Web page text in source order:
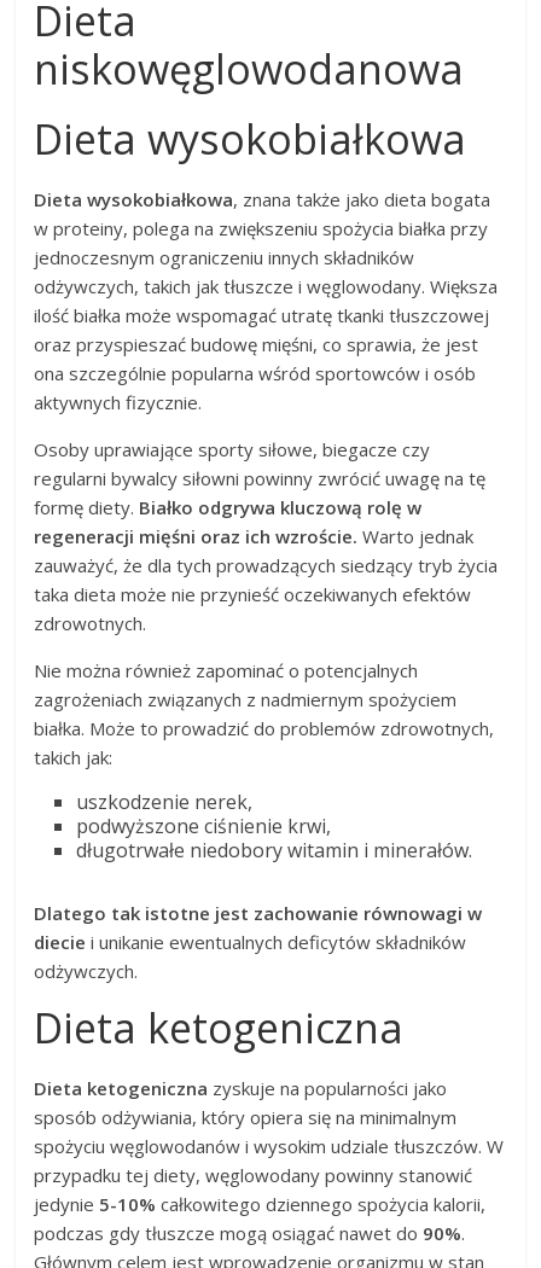
Dieta
niskowęglowodanowa
Dieta wysokobiałkowa
Dieta wysokobiałkowa, znana także jako dieta bogata
w proteiny, polega na zwiększeniu spożycia białka przy
jednoczesnym ograniczeniu innych składników
odżywczych, takich jak tłuszcze i węglowodany. Większa
ilość białka może wspomagać utratę tkanki tłuszczowej
oraz przyspieszać budowę mięśni, co sprawia, że jest
ona szczególnie popularna wśród sportowców i osób
aktywnych fizycznie.
Osoby uprawiające sporty siłowe, biegacze czy
regularni bywalcy siłowni powinny zwrócić uwagę na tę
formę diety. Białko odgrywa kluczową rolę w
regeneracji mięśni oraz ich wzroście. Warto jednak
zauważyć, że dla tych prowadzących siedzący tryb życia
taka dieta może nie przynieść oczekiwanych efektów
zdrowotnych.
Nie można również zapominać o potencjalnych
zagrożeniach związanych z nadmiernym spożyciem
białka. Może to prowadzić do problemów zdrowotnych,
takich jak:
uszkodzenie nerek,
podwyższone ciśnienie krwi,
długotrwałe niedobory witamin i minerałów.
Dlatego tak istotne jest zachowanie równowagi w
diecie i unikanie ewentualnych deficytów składników
odżywczych.
Dieta ketogeniczna
Dieta ketogeniczna zyskuje na popularności jako
sposób odżywiania, który opiera się na minimalnym
spożyciu węglowodanów i wysokim udziale tłuszczów. W
przypadku tej diety, węglowodany powinny stanowić
jedynie 5-10% całkowitego dziennego spożycia kalorii,
podczas gdy tłuszcze mogą osiągać nawet do 90%.
Głównym celem jest wprowadzenie organizmu w stan